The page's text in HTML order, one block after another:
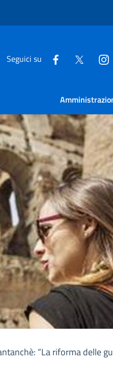
Seguici su
“La riforma delle